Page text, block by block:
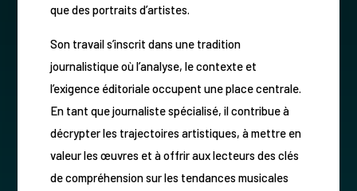
que des portraits d’artistes.
Son travail s’inscrit dans une tradition
journalistique où l’analyse, le contexte et
l’exigence éditoriale occupent une place centrale.
En tant que journaliste spécialisé, il contribue à
décrypter les trajectoires artistiques, à mettre en
valeur les œuvres et à offrir aux lecteurs des clés
de compréhension sur les tendances musicales